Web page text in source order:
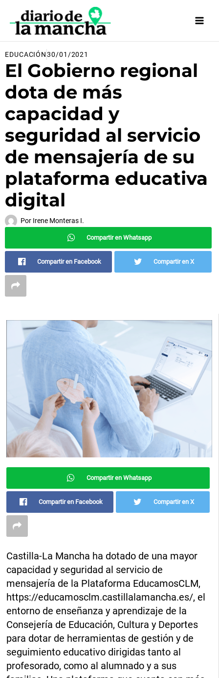
contenido
EDUCACIÓN30/01/2021
El Gobierno regional
dota de más
capacidad y
seguridad al servicio
de mensajería de su
plataforma educativa
digital
Por Irene Monteras I.
Compartir en Whatsapp
Compartir en Facebook Compartir en X
Compartir en Whatsapp
Compartir en Facebook Compartir en X
Castilla-La Mancha ha dotado de una mayor
capacidad y seguridad al servicio de
mensajería de la Plataforma EducamosCLM,
https://educamosclm.castillalamancha.es/, el
entorno de enseñanza y aprendizaje de la
Consejería de Educación, Cultura y Deportes
para dotar de herramientas de gestión y de
seguimiento educativo dirigidas tanto al
profesorado, como al alumnado y a sus